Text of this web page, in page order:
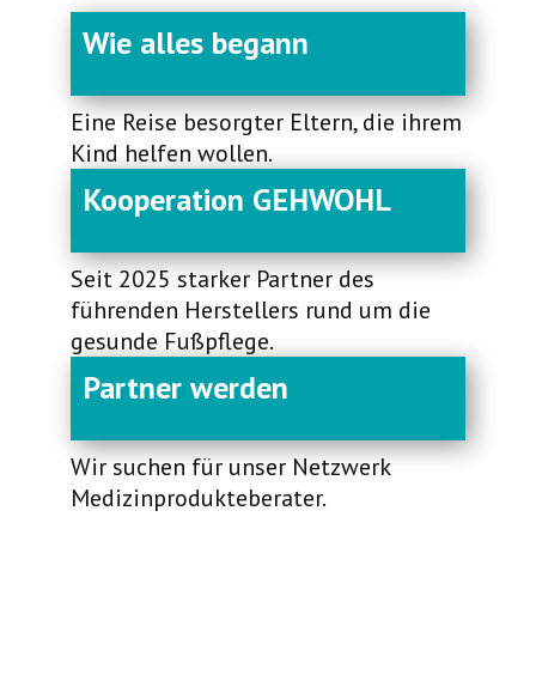
Wie alles begann
Eine Reise besorgter Eltern, die ihrem
Kind helfen wollen.
Kooperation GEHWOHL
Seit 2025 starker Partner des
führenden Herstellers rund um die
gesunde Fußpflege.
Partner werden
Wir suchen für unser Netzwerk
Medizinprodukteberater.